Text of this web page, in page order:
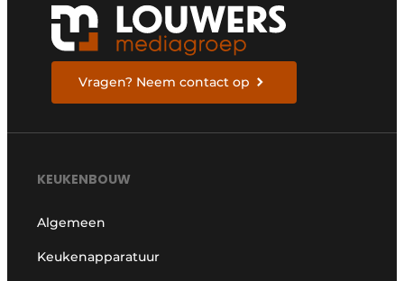
Vragen? Neem contact op
KEUKENBOUW
Algemeen
Keukenapparatuur